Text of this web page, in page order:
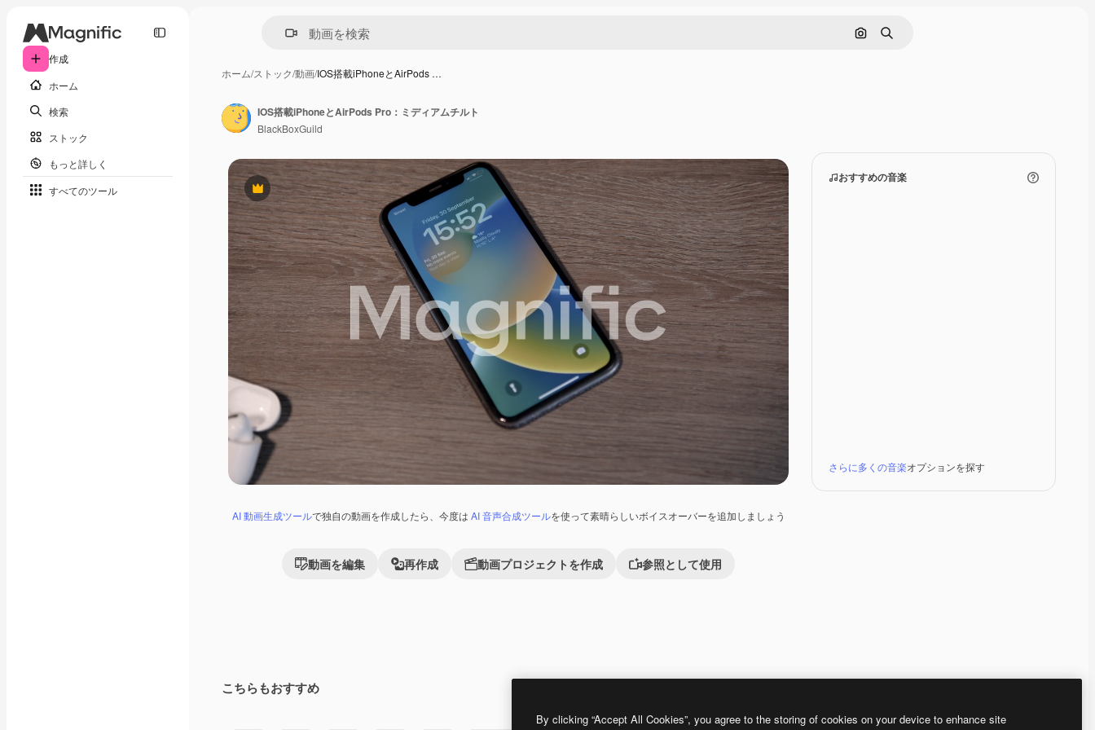
作成
ホーム
検索
ストック
もっと詳しく
すべてのツール
画像で検索
検索
ホーム/ストック/動画/IOS搭載iPhoneとAirPods …
Premium
AI 動画生成ツールで独自の動画を作成したら、今度は AI 音声合成ツールを使って素晴らしいボイスオーバーを追加しましょう
動画を編集 再作成 動画プロジェクトを作成 参照として使用
おすすめの音楽
さらに多くの音楽オプションを探す
IOS搭載iPhoneとAirPods Pro：ミディアムチルト
BlackBoxGuild
こちらもおすすめ
By clicking “Accept All Cookies”, you agree to the storing of cookies on your device to enhance site